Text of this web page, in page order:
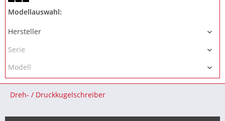
Modellauswahl:
Dreh- / Druckkugelschreiber